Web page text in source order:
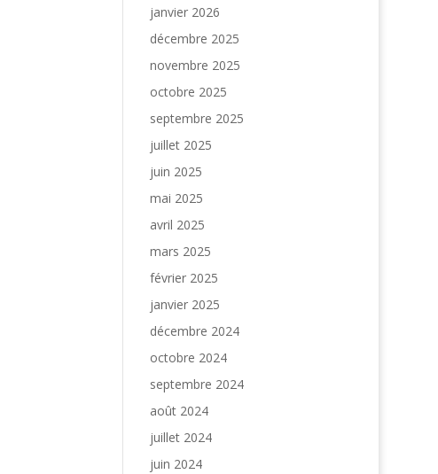
janvier 2026
décembre 2025
novembre 2025
octobre 2025
septembre 2025
juillet 2025
juin 2025
mai 2025
avril 2025
mars 2025
février 2025
janvier 2025
décembre 2024
octobre 2024
septembre 2024
août 2024
juillet 2024
juin 2024